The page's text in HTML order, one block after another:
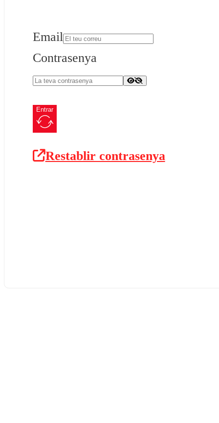
Email
Contrasenya
Entrar
Restablir contrasenya